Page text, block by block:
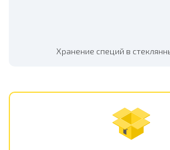
Хранение специй в